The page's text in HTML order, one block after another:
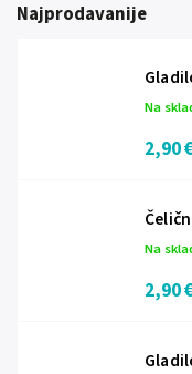
Najprodavanije
Na
2,90
Na
2,90